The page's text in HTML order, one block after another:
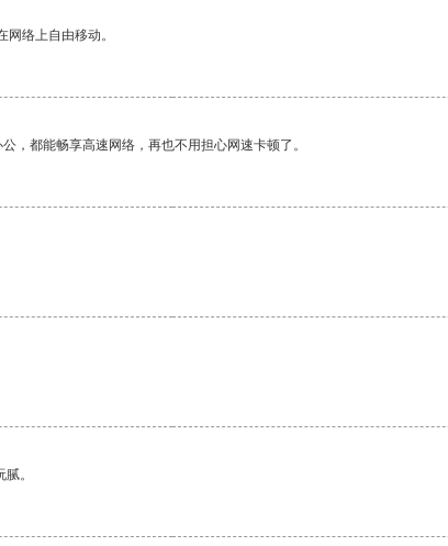
络上自由移动。
，都能畅享高速网络，再也不用担心网速卡顿了。
。